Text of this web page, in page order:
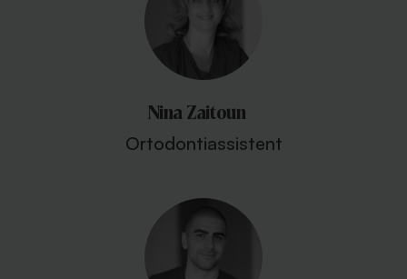
Nina Zaitoun
Ortodontiassistent